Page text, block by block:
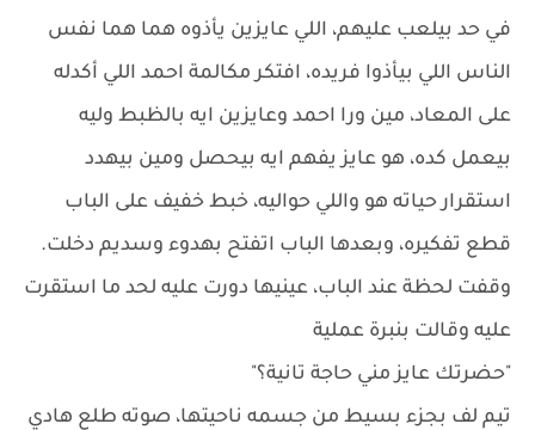
في حد بيلعب عليهم، اللي عايزين يأذوه هما هما نفس
الناس اللي بيأذوا فريده، افتكر مكالمة احمد اللي أكدله
على المعاد، مين ورا احمد وعايزين ايه بالظبط وليه
بيعمل كده، هو عايز يفهم ايه بيحصل ومين بيهدد
استقرار حياته هو واللي حواليه، خبط خفيف على الباب
قطع تفكيره، وبعدها الباب اتفتح بهدوء وسديم دخلت.
وقفت لحظة عند الباب، عينيها دورت عليه لحد ما استقرت
عليه وقالت بنبرة عملية
"حضرتك عايز مني حاجة تانية؟"
تيم لف بجزء بسيط من جسمه ناحيتها، صوته طلع هادي